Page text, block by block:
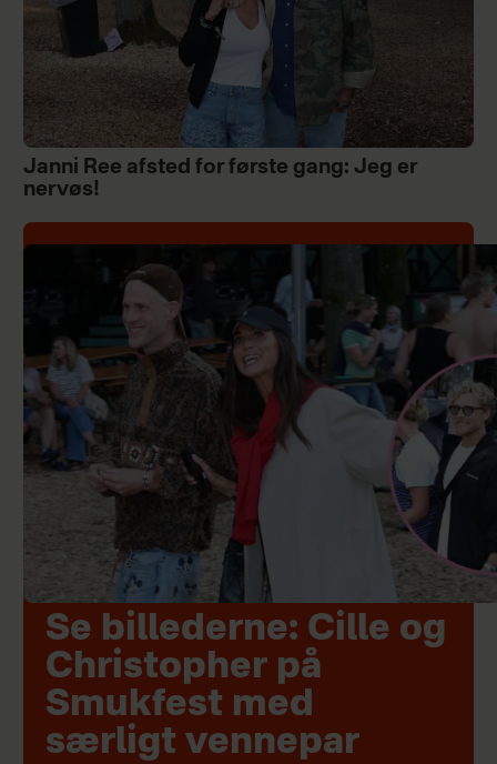
Janni Ree afsted for første gang: Jeg er
nervøs!
Se billederne: Cille og
Christopher på
Smukfest med
særligt vennepar